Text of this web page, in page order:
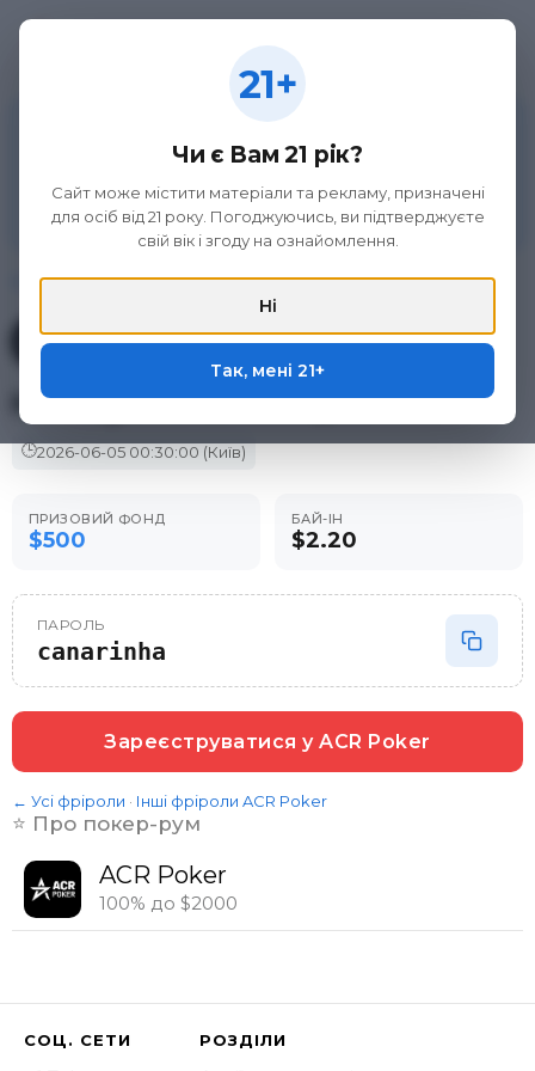
21+
Чи є Вам 21 рік?
Сайт може містити матеріали та рекламу, призначені
для осіб від 21 року. Погоджуючись, ви підтверджуєте
свій вік і згоду на ознайомлення.
Ні
Так, мені 21+
ігор та організаторів букмекерської діяльності, а
викладений виключно з метою ознайомлення.
Участь в азартних іграх може викликати ігрову
залежність. Дотримуйтеся правил (принципів)
відповідальної гри. Тільки для осіб 21+.
Головна/Фріроли/ACR Poker/Homegame do Nelepão
Homegame do Nelepão
🕒2026-06-05 00:30:00 (Київ)
ПРИЗОВИЙ ФОНД
$500
БАЙ-ІН
$2.20
ПАРОЛЬ
canarinha
Зареєструватися уACR Poker
← Усі фріроли · Інші фріроли ACR Poker
⭐️ Про покер-рум
ACR Poker
100% до $2000
СОЦ. СЕТИ РОЗДІЛИ